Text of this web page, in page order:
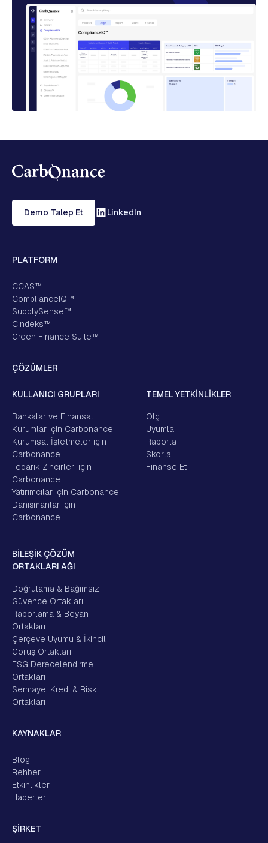
LinkedIn
Demo Talep Et
PLATFORM
CCAS™
ComplianceIQ™
SupplySense™
Cindeks™
Green Finance Suite™
ÇÖZÜMLER
KULLANICI GRUPLARI
Bankalar ve Finansal
Kurumlar için Carbonance
Kurumsal İşletmeler için
Carbonance
Tedarik Zincirleri için
Carbonance
Yatırımcılar için Carbonance
Danışmanlar için
Carbonance
TEMEL YETKİNLİKLER
Ölç
Uyumla
Raporla
Skorla
Finanse Et
BİLEŞİK ÇÖZÜM
ORTAKLARI AĞI
Doğrulama & Bağımsız
Güvence Ortakları
Raporlama & Beyan
Ortakları
Çerçeve Uyumu & İkincil
Görüş Ortakları
ESG Derecelendirme
Ortakları
Sermaye, Kredi & Risk
Ortakları
KAYNAKLAR
Blog
Rehber
Etkinlikler
Haberler
ŞİRKET